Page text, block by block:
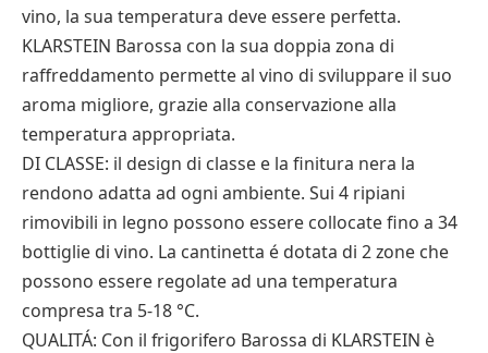
vino, la sua temperatura deve essere perfetta.
KLARSTEIN Barossa con la sua doppia zona di
raffreddamento permette al vino di sviluppare il suo
aroma migliore, grazie alla conservazione alla
temperatura appropriata.
DI CLASSE: il design di classe e la finitura nera la
rendono adatta ad ogni ambiente. Sui 4 ripiani
rimovibili in legno possono essere collocate fino a 34
bottiglie di vino. La cantinetta é dotata di 2 zone che
possono essere regolate ad una temperatura
compresa tra 5-18 °C.
QUALITÁ: Con il frigorifero Barossa di KLARSTEIN è